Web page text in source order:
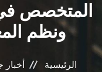
المتخصص
ونظم
الرئيسية